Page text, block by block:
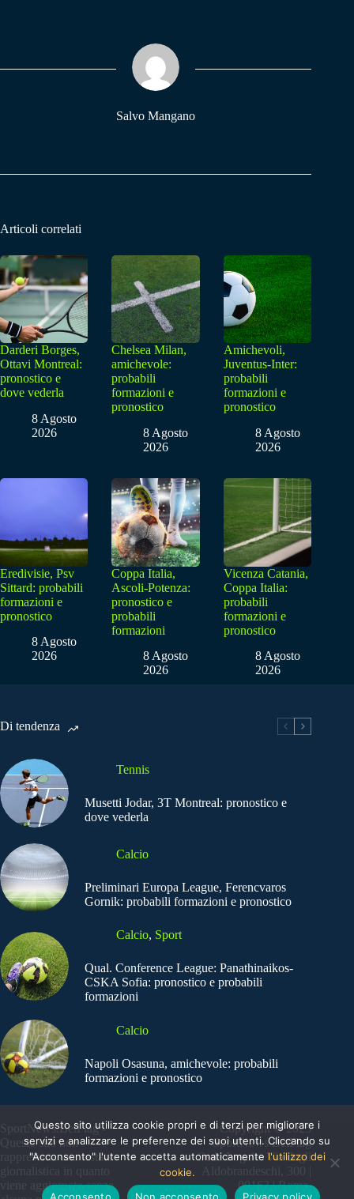
pp m
Salvo Mangano
Articoli correlati
Darderi Borges,
Ottavi Montreal:
pronostico e
dove vederla
8 Agosto
2026
Chelsea Milan,
amichevole:
probabili
formazioni e
pronostico
8 Agosto
2026
Amichevoli,
Juventus-Inter:
probabili
formazioni e
pronostico
8 Agosto
2026
Eredivisie, Psv
Sittard: probabili
formazioni e
pronostico
8 Agosto
2026
Coppa Italia,
Ascoli-Potenza:
pronostico e
probabili
formazioni
8 Agosto
2026
Vicenza Catania,
Coppa Italia:
probabili
formazioni e
pronostico
8 Agosto
2026
Di tendenza
Tennis
Musetti Jodar, 3T Montreal: pronostico e
dove vederla
Calcio
Preliminari Europa League, Ferencvaros
Gornik: probabili formazioni e pronostico
Calcio, Sport
Qual. Conference League: Panathinaikos-
CSKA Sofia: pronostico e probabili
formazioni
Calcio
Napoli Osasuna, amichevole: probabili
formazioni e pronostico
SportNews.BetFlag -
Questo sito non
rappresenta una testata
giornalistica in quanto
viene aggiornato senza
Copyright © 2025
SportNews BetFlag
Sede Legale: Via degli
Aldobrandeschi, 300 |
00163 | Roma
Questo sito utilizza cookie propri e di terzi per migliorare i
servizi e analizzare le preferenze dei suoi utenti. Cliccando su
"Acconsento" l'utente accetta automaticamente l'utilizzo dei
cookie.
Acconsento
Non acconsento Privacy policy